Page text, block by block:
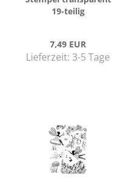
19-​tei­lig
7,49 EUR
Lieferzeit: 3-5 Tage